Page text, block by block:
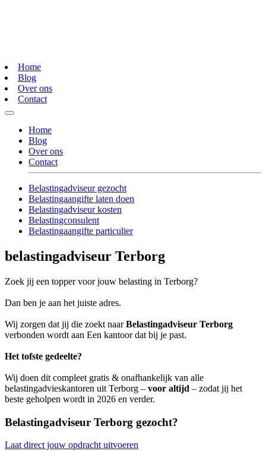
Home
Blog
Over ons
Contact
Home
Blog
Over ons
Contact
Belastingadviseur gezocht
Belastingaangifte laten doen
Belastingadviseur kosten
Belastingconsulent
Belastingaangifte particulier
belastingadviseur Terborg
Zoek jij een topper voor jouw belasting in Terborg?
Dan ben je aan het juiste adres.
Wij zorgen dat jij die zoekt naarBelastingadviseur Terborg
verbonden wordt aan Een kantoor dat bij je past.
Het tofste gedeelte?
Wij doen dit compleet gratis & onafhankelijk van alle
belastingadvieskantoren uit Terborg – voor altijd – zodat jij het
beste geholpen wordt in 2026 en verder.
Belastingadviseur Terborg gezocht?
Laat direct jouw opdracht uitvoeren